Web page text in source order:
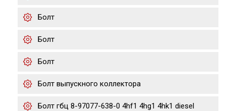
Болт
Болт
Болт
Болт выпускного коллектора
Болт гбц 8-97077-638-0 4hf1 4hg1 4hk1 diesel